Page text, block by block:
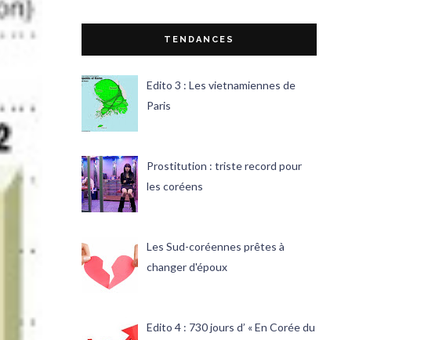
TENDANCES
Edito 3 : Les vietnamiennes de
Paris
Prostitution : triste record pour
les coréens
Les Sud-coréennes prêtes à
changer d'époux
Edito 4 : 730 jours d’ « En Corée du